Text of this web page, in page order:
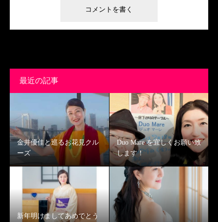
最近の記事
金井優佳と巡るお花見クル
ーズ
Duo Mare を宜しくお願い致
します！
新年明けましてあめでとう